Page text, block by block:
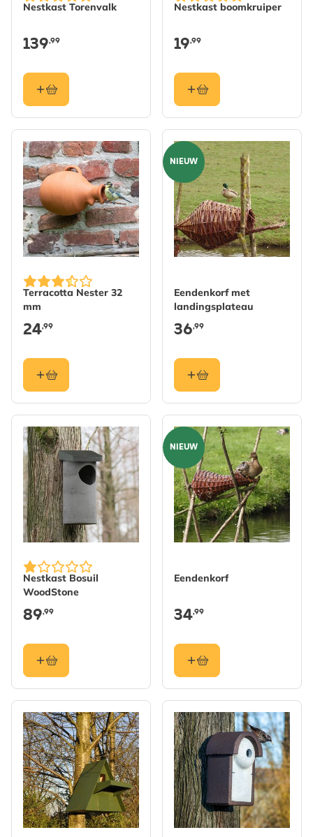
Nestkast Torenvalk
139,99
Nestkast boomkruiper
19,99
Terracotta Nester 32
mm
24,99
NIEUW
Eendenkorf met
landingsplateau
36,99
Nestkast Bosuil
WoodStone
89,99
NIEUW
Eendenkorf
34,99